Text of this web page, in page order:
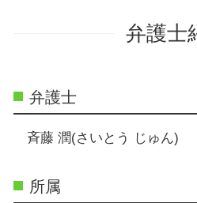
弁護士
弁護士
斉藤 潤(さいとう じゅん)
所属